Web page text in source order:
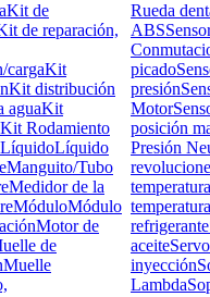
Kit de
de reparación,
cargaKit
Kit distribución
aguaKit
Kit Rodamiento
LíquidoLíquido
Manguito/Tubo
Medidor de la
MóduloMódulo
Motor de
de
Muelle
Rueda
ABS
picado
presión
Motor
posición
Presión
temperatura
refrigerante
aceite
inyección
Lambda